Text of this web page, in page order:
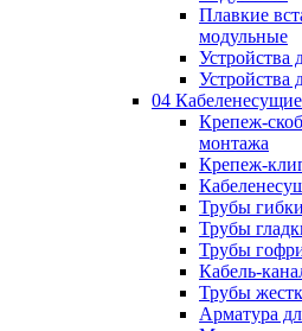
Плавкие
модульные
Устройства
Устройства
04
Крепеж-
монтажа
Крепеж-
Трубы
Трубы
Трубы
Кабель-
Трубы
Арматура